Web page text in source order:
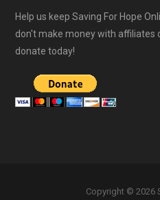
Help us keep Saving For Hope
don't make money with affiliates
donate today!
Copyright © 2026